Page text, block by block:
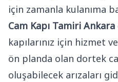
için zamanla kulanıma
Cam Kapı Tamiri Ankara
kapılarınız için hizmet
ön planda olan dortek
oluşabilecek arızaları